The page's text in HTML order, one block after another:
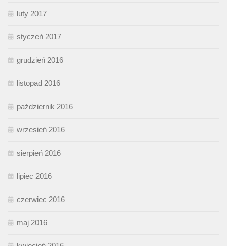
luty 2017
styczeń 2017
grudzień 2016
listopad 2016
październik 2016
wrzesień 2016
sierpień 2016
lipiec 2016
czerwiec 2016
maj 2016